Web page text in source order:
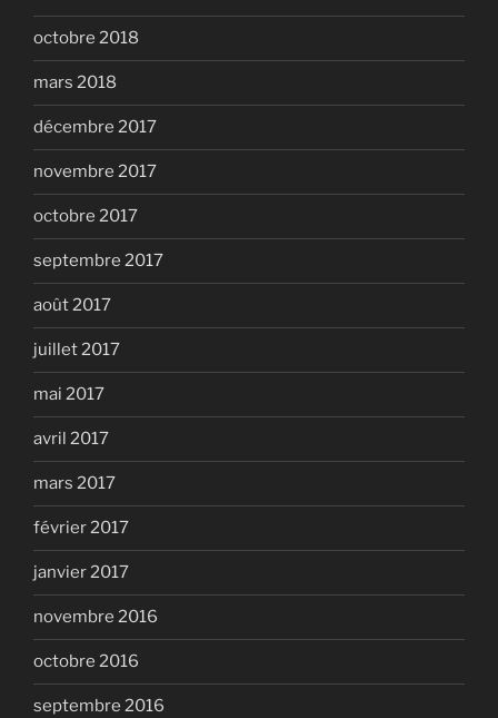
octobre 2018
mars 2018
décembre 2017
novembre 2017
octobre 2017
septembre 2017
août 2017
juillet 2017
mai 2017
avril 2017
mars 2017
février 2017
janvier 2017
novembre 2016
octobre 2016
septembre 2016